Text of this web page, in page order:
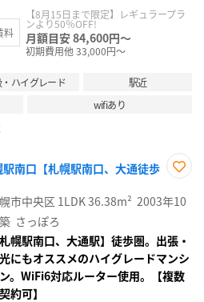
料
【8月15日まで限定】レギュラープラ
ンより50％OFF!
月額目安 84,600円～
初期費用他 33,000円～
ハイグレード
駅近
wifiあり
南口【札幌駅南口、大通徒歩
に入
り登
市中央区 1LDK36.38m² 2003年10
さっぽろ
札幌駅南口、大通駅】徒歩圏。出張・
にもオススメのハイグレードマンシ
。WiFi6対応ルーター使用。【複数
約可】